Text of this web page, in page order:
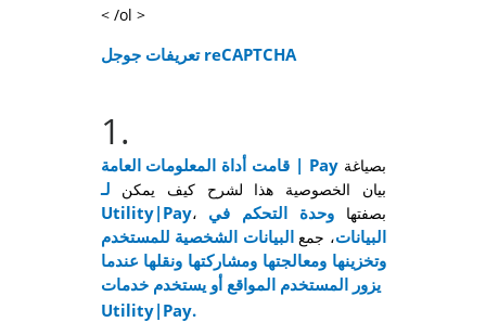
< /ol >
تعريفات جوجل reCAPTCHA
1.
قامت أداة المعلومات العامة | Payبصياغة
بيان الخصوصية هذا لشرح كيف يمكن لـ
Utility|Pay
، بصفتهاوحدة التحكم في
البيانات، جمعالبيانات الشخصية للمستخدم
وتخزينها ومعالجتها ومشاركتها ونقلها عندما
يزور المستخدم المواقع أو يستخدم خدمات
Utility|Pay.